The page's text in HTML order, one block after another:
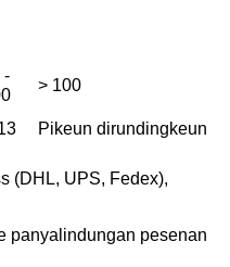
-
> 100
Pikeun dirundingkeun
(DHL, UPS, Fedex),
panyalindungan pesenan